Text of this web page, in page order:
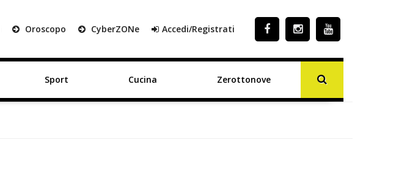
Oroscopo CyberZONe Accedi/Registrati
Sport Cucina Zerottonove